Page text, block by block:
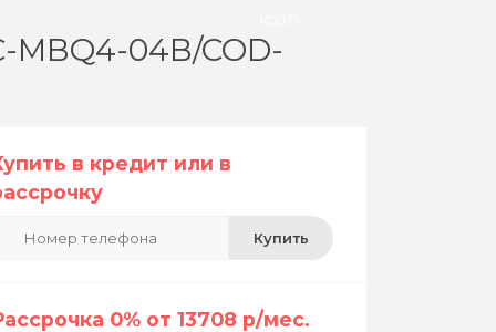
MBQ4-04B/COD-
в кредит или в
Купить
0% от 13708 р/мес.